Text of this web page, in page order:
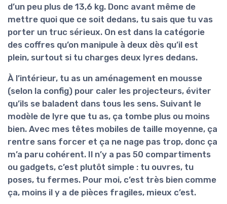
d’un peu plus de 13,6 kg. Donc avant même de
mettre quoi que ce soit dedans, tu sais que tu vas
porter un truc sérieux. On est dans la catégorie
des coffres qu’on manipule à deux dès qu’il est
plein, surtout si tu charges deux lyres dedans.
À l’intérieur, tu as un aménagement en mousse
(selon la config) pour caler les projecteurs, éviter
qu’ils se baladent dans tous les sens. Suivant le
modèle de lyre que tu as, ça tombe plus ou moins
bien. Avec mes têtes mobiles de taille moyenne, ça
rentre sans forcer et ça ne nage pas trop, donc ça
m’a paru cohérent. Il n’y a pas 50 compartiments
ou gadgets, c’est plutôt simple : tu ouvres, tu
poses, tu fermes. Pour moi, c’est très bien comme
ça, moins il y a de pièces fragiles, mieux c’est.